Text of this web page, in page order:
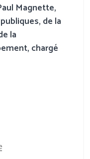
Magnette,
de la
la
chargé